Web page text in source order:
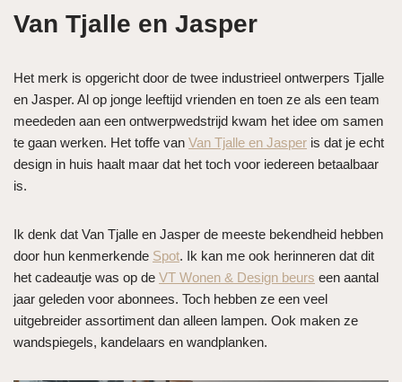
Van Tjalle en Jasper
Het merk is opgericht door de twee industrieel ontwerpers Tjalle
en Jasper. Al op jonge leeftijd vrienden en toen ze als een team
meededen aan een ontwerpwedstrijd kwam het idee om samen
te gaan werken. Het toffe van Van Tjalle en Jasper is dat je echt
design in huis haalt maar dat het toch voor iedereen betaalbaar
is.
Ik denk dat Van Tjalle en Jasper de meeste bekendheid hebben
door hun kenmerkende Spot. Ik kan me ook herinneren dat dit
het cadeautje was op de VT Wonen & Design beurs een aantal
jaar geleden voor abonnees. Toch hebben ze een veel
uitgebreider assortiment dan alleen lampen. Ook maken ze
wandspiegels, kandelaars en wandplanken.